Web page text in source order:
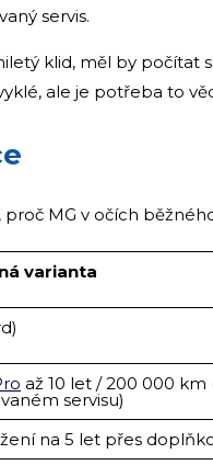
servis.
klid, měl by počítat
ale je potřeba to
MG v očích
varianta
až 10 let / 200 000
servisu)
na 5 let přes